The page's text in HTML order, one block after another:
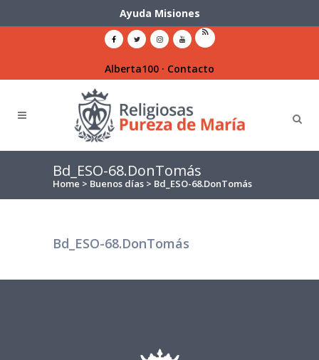
Ayuda Misiones
Alberta100 · Contacto
Bd_ESO-68.DonTomás
Home > Buenos días > Bd_ESO-68.DonTomás
Bd_ESO-68.DonTomás